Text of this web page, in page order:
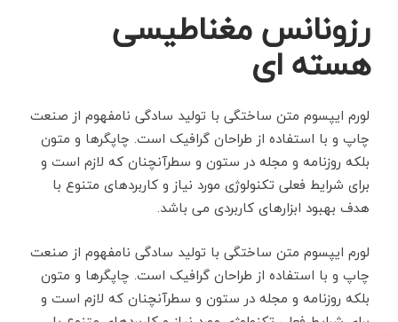
رزونانس مغناطیسی
هسته ای
لورم ایپسوم متن ساختگی با تولید سادگی نامفهوم از صنعت
چاپ و با استفاده از طراحان گرافیک است. چاپگرها و متون
بلکه روزنامه و مجله در ستون و سطرآنچنان که لازم است و
برای شرایط فعلی تکنولوژی مورد نیاز و کاربردهای متنوع با
هدف بهبود ابزارهای کاربردی می باشد.
لورم ایپسوم متن ساختگی با تولید سادگی نامفهوم از صنعت
چاپ و با استفاده از طراحان گرافیک است. چاپگرها و متون
بلکه روزنامه و مجله در ستون و سطرآنچنان که لازم است و